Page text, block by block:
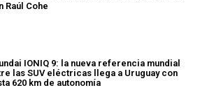
Raúl Cohe
IONIQ 9: la nueva referencia mundial
las SUV eléctricas llega a Uruguay con
620 km de autonomía